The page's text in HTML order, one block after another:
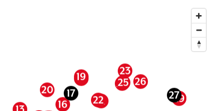
23
26
24
25
21
20
16
28
18
17
22 29
27
19